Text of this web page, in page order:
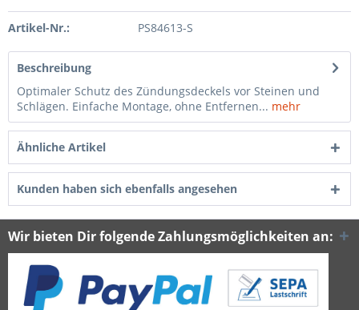
Artikel-Nr.: PS84613-S
Beschreibung
Optimaler Schutz des Zündungsdeckels vor Steinen und
Schlägen. Einfache Montage, ohne Entfernen... mehr
Ähnliche Artikel
Kunden haben sich ebenfalls angesehen
Wir bieten Dir folgende Zahlungsmöglichkeiten an: